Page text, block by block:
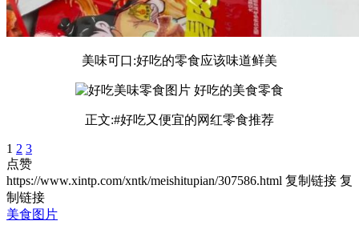
美味可口:好吃的零食应该味道鲜美
正文:#好吃又便宜的网红零食推荐
1 2 3
点赞
https://www.xintp.com/xntk/meishitupian/307586.html 复制链接 复
制链接
美食图片